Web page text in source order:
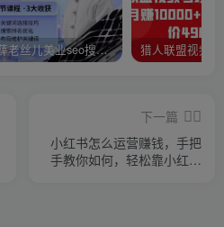
薛老丝儿美业seo搜索流量落地课，一周暴涨20w粉丝，全干货讲解
下一篇
小红书怎么运营赚钱，手把
手教你如何，轻松靠小红书